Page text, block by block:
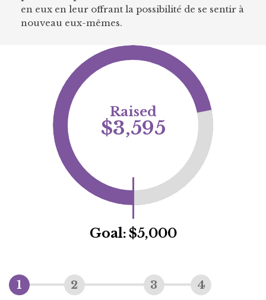
en eux en leur offrant la possibilité de se sentir à
nouveau eux-mêmes.
Raised
$3,595
Goal:$5,000